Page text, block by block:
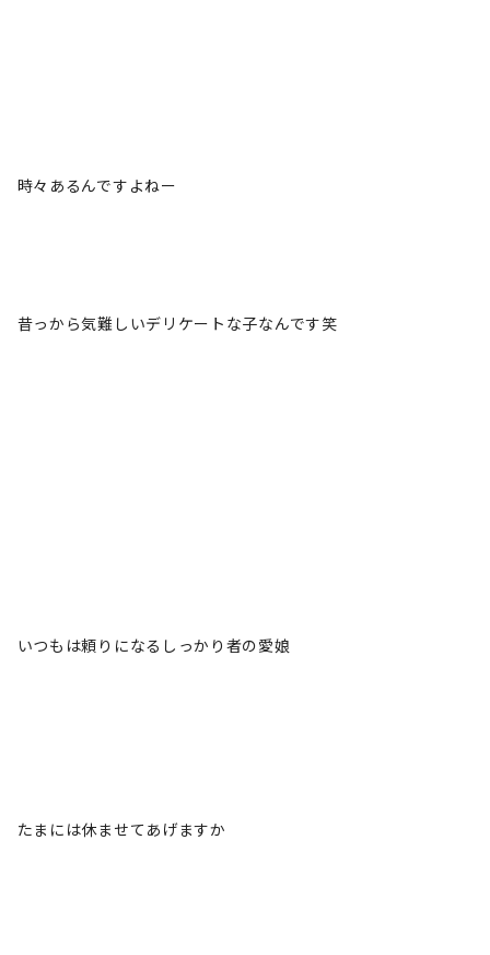
時々あるんですよねー
昔っから気難しいデリケートな子なんです笑
いつもは頼りになるしっかり者の愛娘
たまには休ませてあげますか